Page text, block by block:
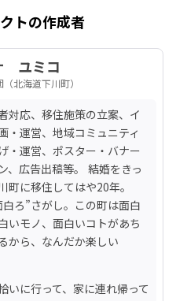
トの作成者
ユミコ
北海道下川町）
対応、移住施策の立案、イ
・運営、地域コミュニティ
・運営、ポスター・バナー
、広告出稿等。 結婚をきっ
町に移住してはや20年。
ろ”さがし。この町は面白
いモノ、面白いコトがあち
から、なんだか楽しい
いに行って、家に連れ帰って